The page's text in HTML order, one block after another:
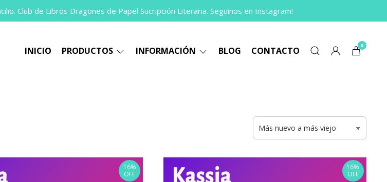
Club de Libros Dragones de Papel Sucripción Literaria. Seguinos en Instagram!
INICIO PRODUCTOS INFORMACIÓN BLOG CONTACTO 0
16%
OFF
16%
OFF